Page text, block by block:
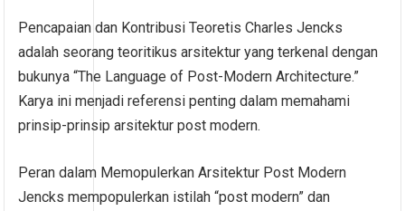
Pencapaian dan Kontribusi Teoretis Charles Jencks
adalah seorang teoritikus arsitektur yang terkenal dengan
bukunya “The Language of Post-Modern Architecture.”
Karya ini menjadi referensi penting dalam memahami
prinsip-prinsip arsitektur post modern.
Peran dalam Memopulerkan Arsitektur Post Modern
Jencks mempopulerkan istilah “post modern” dan